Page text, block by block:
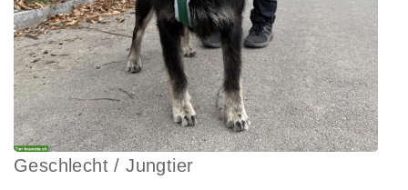
Geschlecht / Jungtier